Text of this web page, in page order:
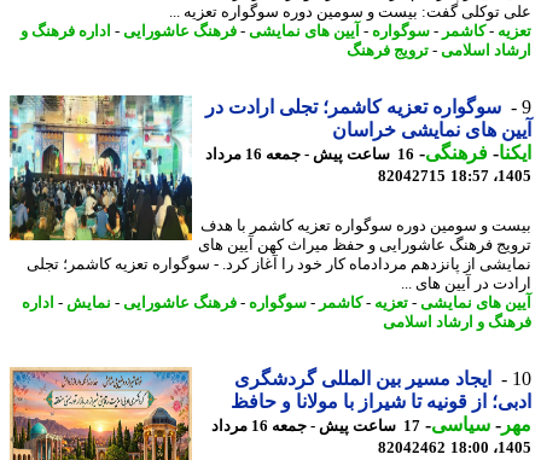
توکلی گفت: بیست و سومین دوره سوگواره تعزیه ...
- کاشمر-سوگواره- آیین های نمایشی-فرهنگ عاشورایی- اداره فرهنگ و
اسلامی-ترویج فرهنگ
سوگواره تعزیه کاشمر؛ تجلی ارادت در
های نمایشی خراسان
-فرهنگی-
16 ساعت پیش - جمعه 16 مرداد
82042715
و سومین دوره سوگواره تعزیه کاشمر با هدف
فرهنگ عاشورایی و حفظ میراث کهن آیین های
از پانزدهم مردادماه کار خود را آغاز کرد. - سوگواره تعزیه کاشمر؛ تجلی
در آیین های ...
های نمایشی-تعزیه- کاشمر-سوگواره- فرهنگ عاشورایی- نمایش-اداره
و ارشاد اسلامی
ایجاد مسیر بین المللی گردشگری
از قونیه تا شیراز با مولانا و حافظ
-سیاسی-
17 ساعت پیش - جمعه 16 مرداد
82042462